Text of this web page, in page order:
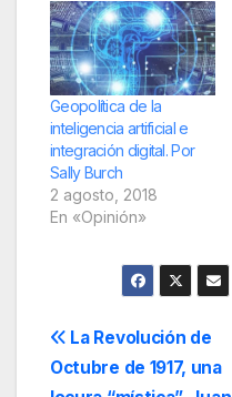
Geopolítica de la
inteligencia artificial e
integración digital. Por
Sally Burch
2 agosto, 2018
En «Opinión»
Navegación
La Revolución de
Octubre de 1917, una